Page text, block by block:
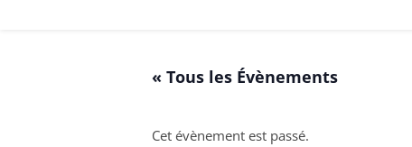
« Tous les Évènements
Cet évènement est passé.